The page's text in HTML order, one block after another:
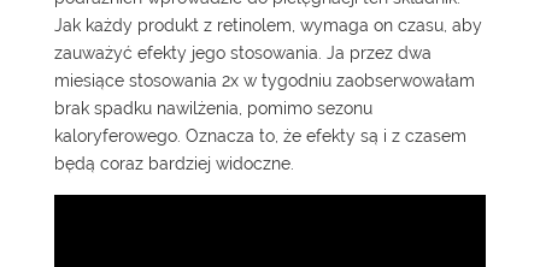
Jak każdy produkt z retinolem, wymaga on czasu, aby
zauważyć efekty jego stosowania. Ja przez dwa
miesiące stosowania 2x w tygodniu zaobserwowałam
brak spadku nawilżenia, pomimo sezonu
kaloryferowego. Oznacza to, że efekty są i z czasem
będą coraz bardziej widoczne.